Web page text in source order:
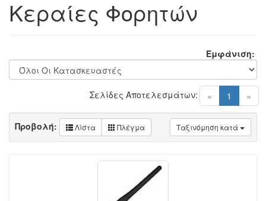
Κεραίες Φορητών
Εμφάνιση:
« 1 (current)
»
Σελίδες Αποτελεσμάτων:
Ταξινόμηση κατά
Προβολή: Λίστα Πλέγμα